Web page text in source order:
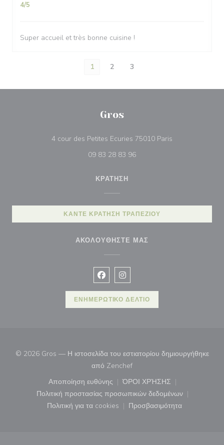
4/5
Super accueil et très bonne cuisine !
1 2 3
Gros
4 cour des Petites Ecuries 75010 Paris
09 83 28 83 96
ΚΡΆΤΗΣΗ
ΚΆΝΤΕ ΚΡΆΤΗΣΗ ΤΡΑΠΕΖΙΟΎ
ΑΚΟΛΟΥΘΉΣΤΕ ΜΑΣ
Facebook ((ανοίγει σε νέο
Instagram ((ανοίγει σε νέο
ΕΝΗΜΕΡΩΤΙΚΌ ΔΕΛΤΊΟ
© 2026 Gros — Η ιστοσελίδα του εστιατορίου δημιουργήθηκε
από Zenchef((ανοίγει σε νέο παράθυρο))
Αποποίηση ευθύνης
((ανοίγει σε νέο παράθυρο))
ΌΡΟΙ ΧΡΉΣΗΣ
((ανοίγει σε νέο
Πολιτική προστασίας προσωπικών δεδομένων
((ανοίγει σε νέο παράθυρο))
Πολιτική για τα cookies
((ανοίγει σε νέο παράθυρο))
Προσβασιμότητα
((ανοίγει σε νέο